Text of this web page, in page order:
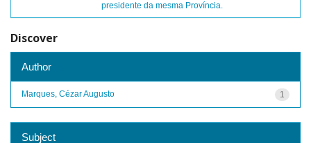
presidente da mesma Província.
Discover
Author
1
Marques, Cézar Augusto
Subject